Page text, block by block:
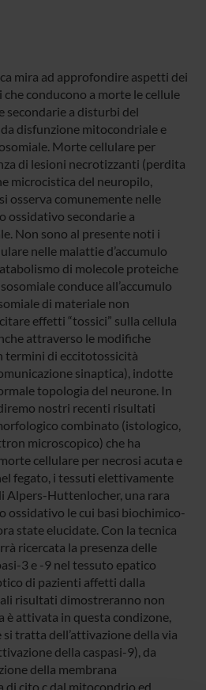
mira ad approfondire aspetti dei
conducono a morte le cellule
secondarie a disturbi del
disfunzione mitocondriale e
Morte cellulare per
di lesioni necrotizzanti (perdita
microcistica del neuropilo,
osserva comunemente nelle
ossidativo secondarie a
Non sono al presente noti i
nelle malattie d’accumulo
di molecole proteiche
conduce all’accumulo
di materiale non
effetti “tossici” sulla cellula
attraverso le modifiche
termini di eccitotossicità
sinaptica), indotte
topologia del neurone. In
nostri recenti risultati
combinato (istologico,
microscopico) che ha
cellulare per necrosi acuta e
fegato, i tessuti elettivamente
Alpers-Huttenlocher, una rara
ossidativo le cui basi biochimico-
state elucidate. Con la tecnica
ricercata la presenza delle
3 e -9 nel tessuto epatico
di pazienti affetti dalla
risultati dimostreranno non
è attivata in questa condizone,
tratta dell’attivazione della via
della caspasi-9), da
della membrana
cito c dal mitocondrio ed